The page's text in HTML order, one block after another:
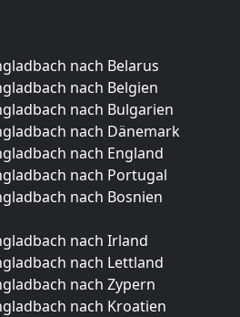
nach Belarus
nach Belgien
nach Bulgarien
nach Dänemark
nach England
nach Portugal
nach Bosnien
nach Irland
nach Lettland
nach Zypern
nach Kroatien